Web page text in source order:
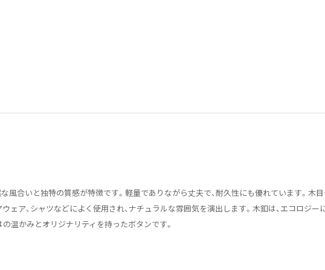
風合いと独特の質感が特徴です。軽量でありながら丈夫で、耐久性にも優れています。木
ェア、シャツなどによく使用され、ナチュラルな雰囲気を演出します。木釦は、エコロジ
温かみとオリジナリティを持ったボタンです。